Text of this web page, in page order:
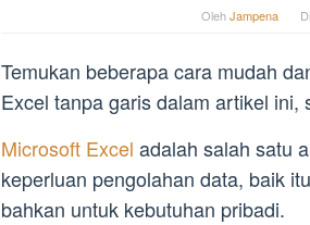
OlehJampena
Temukan beberapa cara mudah
Excel tanpa garis dalam artikel
Microsoft Excel adalah salah satu
keperluan pengolahan data, baik
bahkan untuk kebutuhan pribadi.